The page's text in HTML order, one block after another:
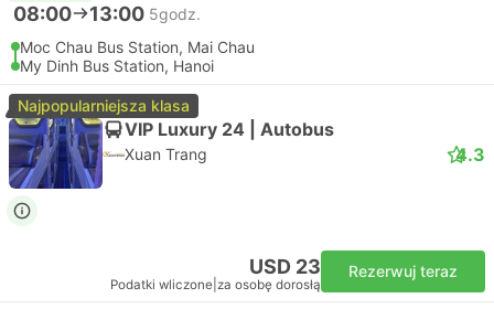
08:00 13:00 5godz.
Moc Chau Bus Station, Mai Chau
My Dinh Bus Station, Hanoi
Najpopularniejsza klasa
VIP Luxury 24 | Autobus
Xuan Trang 4.3
USD 23
Podatki wliczone za osobę dorosłą
Rezerwuj teraz